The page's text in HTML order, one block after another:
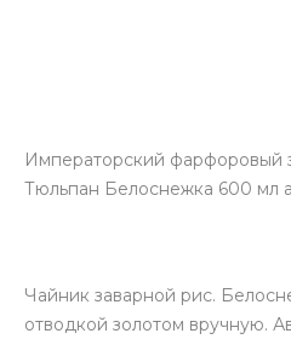
Императорский фарфоровый
Тюльпан Белоснежка 600 мл
Чайник заварной рис.
отводкой золотом вручную.